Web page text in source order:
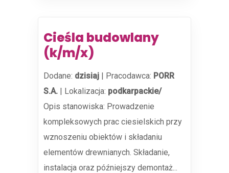
Cieśla budowlany
(k/m/x)
Dodane: dzisiaj | Pracodawca: PORR
S.A. | Lokalizacja: podkarpackie/
Opis stanowiska: Prowadzenie
kompleksowych prac ciesielskich przy
wznoszeniu obiektów i składaniu
elementów drewnianych. Składanie,
instalacja oraz późniejszy demontaż...